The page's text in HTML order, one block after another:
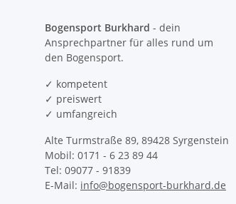
Bogensport Burkhard - dein
Ansprechpartner für alles rund um
den Bogensport.
✓ kompetent
✓ preiswert
✓ umfangreich
Alte Turmstraße 89, 89428 Syrgenstein
Mobil: 0171 - 6 23 89 44
Tel: 09077 - 91839
E-Mail: info@bogensport-burkhard.de